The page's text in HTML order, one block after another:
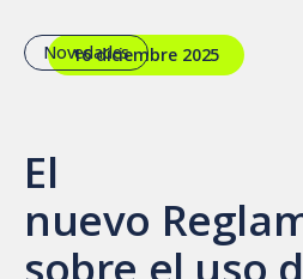
16 diciembre 2025
Novedades
El
nuevo
sobre el uso